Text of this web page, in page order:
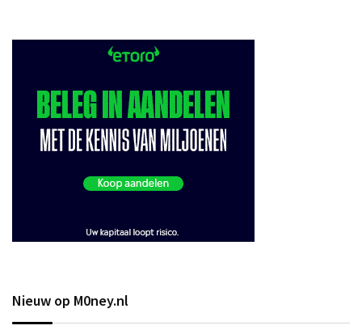
Nieuw op M0ney.nl